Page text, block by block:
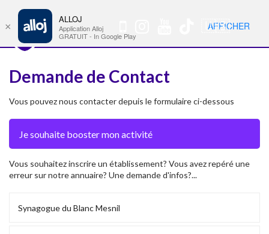
🇺🇸 Nav
Demande de Contact
Vous pouvez nous contacter depuis le formulaire ci-dessous
Vous souhaitez inscrire un établissement? Vous avez repéré une
erreur sur notre annuaire? Une demande d'infos?...
×
ALLOJ
Application Alloj
GRATUIT - In Google Play
AFFICHER